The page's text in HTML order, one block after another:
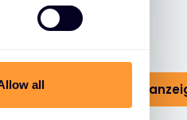
allAlle Nachrichten